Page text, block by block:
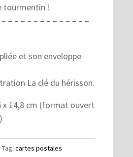
tourmentin !
– – – – – – – – – – – – –
et son enveloppe
La clé du hérisson.
x 14,8 cm (format ouvert
Tag: cartes postales